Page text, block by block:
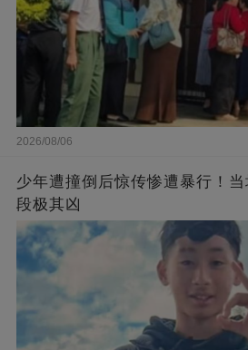
2026/08/06
少年遭撞倒后惊传惨遭暴行！
段极其凶